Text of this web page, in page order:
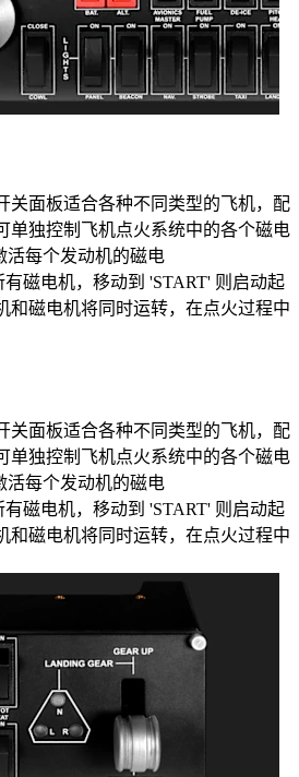
关面板适合各种不同类型的飞机，配
单独控制飞机点火系统中的各个磁电
活每个发动机的磁电
磁电机，移动到 'START' 则启动起
和磁电机将同时运转，在点火过程中
关面板适合各种不同类型的飞机，配
单独控制飞机点火系统中的各个磁电
活每个发动机的磁电
磁电机，移动到 'START' 则启动起
和磁电机将同时运转，在点火过程中